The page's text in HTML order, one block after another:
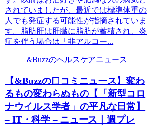
されていましたが、最近では標準体重の
人でも発症する可能性が指摘されていま
す。脂肪肝は肝臓に脂肪が蓄積され、炎
症を伴う場合は「非アルコー...
&Buzzのヘルスケアニュース
【&Buzzの口コミニュース】変わ
るもの変わらぬもの【「新型コロ
ナウイルス学者」の平凡な日常】
– IT・科学 – ニュース｜週プレ